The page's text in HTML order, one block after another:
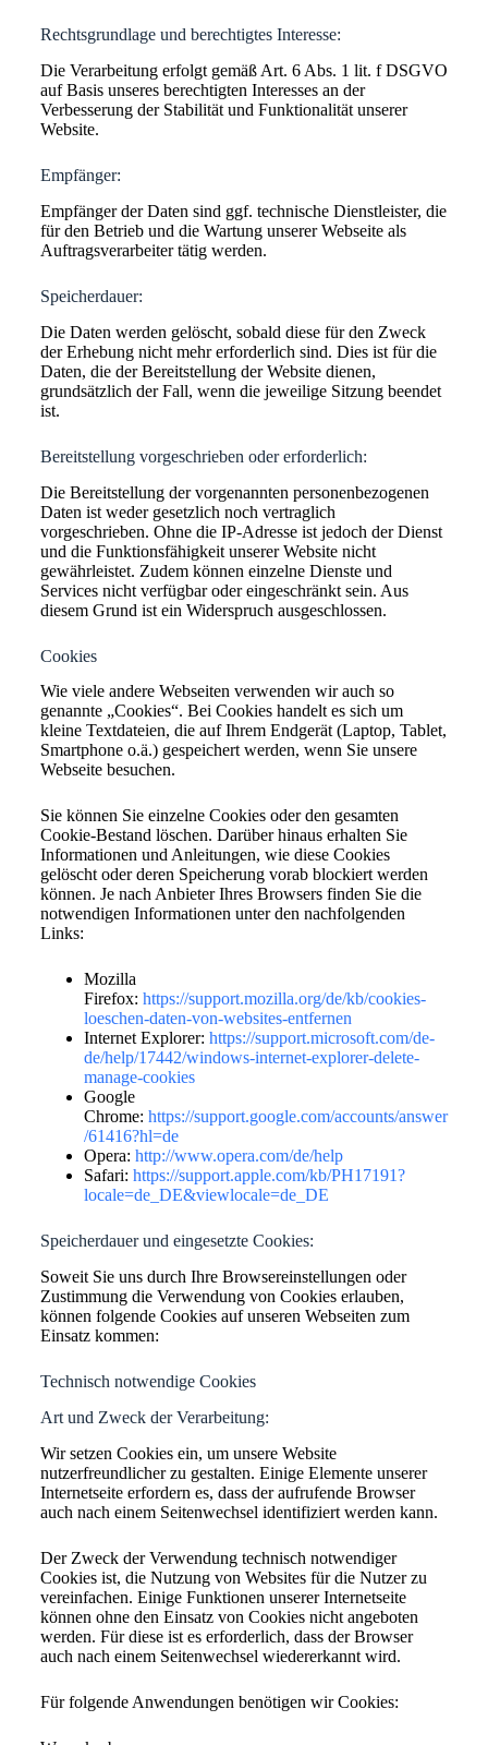
Rechtsgrundlage und berechtigtes Interesse:
Die Verarbeitung erfolgt gemäß Art. 6 Abs. 1 lit. f DSGVO
auf Basis unseres berechtigten Interesses an der
Verbesserung der Stabilität und Funktionalität unserer
Website.
Empfänger:
Empfänger der Daten sind ggf. technische Dienstleister, die
für den Betrieb und die Wartung unserer Webseite als
Auftragsverarbeiter tätig werden.
Speicherdauer:
Die Daten werden gelöscht, sobald diese für den Zweck
der Erhebung nicht mehr erforderlich sind. Dies ist für die
Daten, die der Bereitstellung der Website dienen,
grundsätzlich der Fall, wenn die jeweilige Sitzung beendet
ist.
Bereitstellung vorgeschrieben oder erforderlich:
Die Bereitstellung der vorgenannten personenbezogenen
Daten ist weder gesetzlich noch vertraglich
vorgeschrieben. Ohne die IP-Adresse ist jedoch der Dienst
und die Funktionsfähigkeit unserer Website nicht
gewährleistet. Zudem können einzelne Dienste und
Services nicht verfügbar oder eingeschränkt sein. Aus
diesem Grund ist ein Widerspruch ausgeschlossen.
Cookies
Wie viele andere Webseiten verwenden wir auch so
genannte „Cookies“. Bei Cookies handelt es sich um
kleine Textdateien, die auf Ihrem Endgerät (Laptop, Tablet,
Smartphone o.ä.) gespeichert werden, wenn Sie unsere
Webseite besuchen.
Sie können Sie einzelne Cookies oder den gesamten
Cookie-Bestand löschen. Darüber hinaus erhalten Sie
Informationen und Anleitungen, wie diese Cookies
gelöscht oder deren Speicherung vorab blockiert werden
können. Je nach Anbieter Ihres Browsers finden Sie die
notwendigen Informationen unter den nachfolgenden
Links:
Mozilla
Firefox: https://support.mozilla.org/de/kb/cookies-
loeschen-daten-von-websites-entfernen
Internet Explorer: https://support.microsoft.com/de-
de/help/17442/windows-internet-explorer-delete-
manage-cookies
Google
Chrome: https://support.google.com/accounts/answer
/61416?hl=de
Opera: http://www.opera.com/de/help
Safari: https://support.apple.com/kb/PH17191?
locale=de_DE&viewlocale=de_DE
Speicherdauer und eingesetzte Cookies:
Soweit Sie uns durch Ihre Browsereinstellungen oder
Zustimmung die Verwendung von Cookies erlauben,
können folgende Cookies auf unseren Webseiten zum
Einsatz kommen:
Technisch notwendige Cookies
Art und Zweck der Verarbeitung:
Wir setzen Cookies ein, um unsere Website
nutzerfreundlicher zu gestalten. Einige Elemente unserer
Internetseite erfordern es, dass der aufrufende Browser
auch nach einem Seitenwechsel identifiziert werden kann.
Der Zweck der Verwendung technisch notwendiger
Cookies ist, die Nutzung von Websites für die Nutzer zu
vereinfachen. Einige Funktionen unserer Internetseite
können ohne den Einsatz von Cookies nicht angeboten
werden. Für diese ist es erforderlich, dass der Browser
auch nach einem Seitenwechsel wiedererkannt wird.
Für folgende Anwendungen benötigen wir Cookies: